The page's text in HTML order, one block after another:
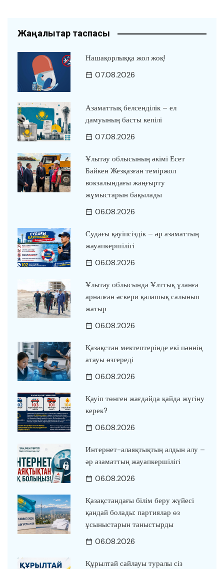
Жаңалықтар таспасы
Нашақорлыққа жол жоқ!
07.08.2026
Азаматтық белсенділік – ел
дамуының басты кепілі
07.08.2026
Ұлытау облысының әкімі Есет
Байкен Жезқазған теміржол
вокзалындағы жаңғырту
жұмыстарын бақылады
06.08.2026
Судағы қауіпсіздік – әр азаматтың
жауапкершілігі
06.08.2026
Ұлытау облысында Ұлттық ұланға
арналған әскери қалашық салынып
жатыр
06.08.2026
Қазақстан мектептерінде екі пәннің
атауы өзгереді
06.08.2026
Қауіп төнген жағдайда қайда жүгіну
керек?
06.08.2026
Интернет-алаяқтықтың алдын алу –
әр азаматтың жауапкершілігі
06.08.2026
Қазақстандағы білім беру жүйесі
қандай болады: партиялар өз
ұсыныстарын таныстырды
06.08.2026
Құрылтай сайлауы туралы сіз